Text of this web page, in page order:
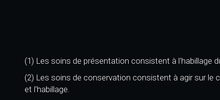
(1) Les soins de présentation consistent à l'habillage
(2) Les soins de conservation consistent à agir sur
et l'habillage.